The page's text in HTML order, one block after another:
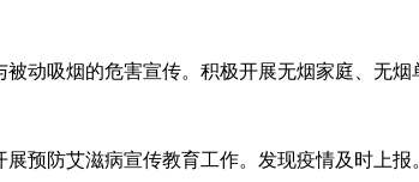
动吸烟的危害宣传。积极开展无烟家庭、无烟
预防艾滋病宣传教育工作。发现疫情及时上报